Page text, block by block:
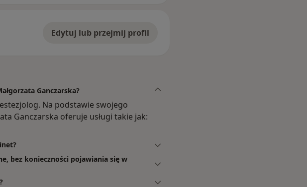
Edytuj lub przejmij profil
Ganczarska?
Na podstawie swojego
Ganczarska oferuje usługi takie jak:
bez konieczności pojawiania się w